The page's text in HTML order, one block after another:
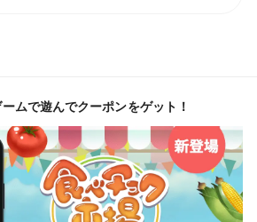
ムで遊んでクーポンをゲット！